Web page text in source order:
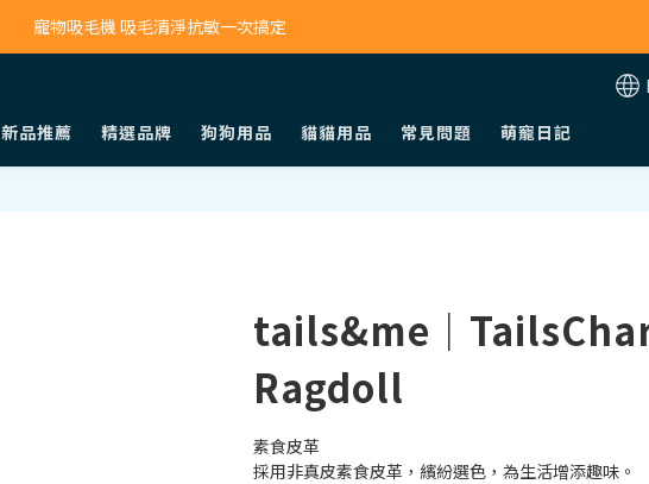
寵物吸毛機 吸毛清淨抗敏一次搞定
鮮食調理機 一鍵出餐超省力
新品推薦 精選品牌 狗狗用品 貓貓用品 常見問題 萌寵日記
tails&me｜
Ragdoll
素食皮革
採用非真皮素食皮革，繽紛選色，為生活增添趣味。